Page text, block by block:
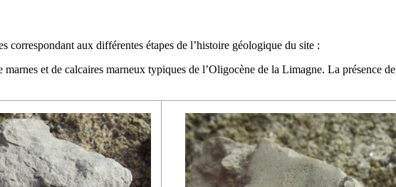
correspondant aux différentes étapes de l’histoire géologique du site :
marnes et de calcaires marneux typiques de l’Oligocène de la Limagne. La présence de